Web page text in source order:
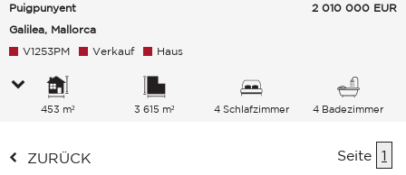
Puigpunyent
Galilea, Mallorca
2 010 000 EUR
V1253PM Verkauf Haus
453 m² 3 615 m² 4 Schlafzimmer 4 Badezimmer
ZURÜCK Seite 1